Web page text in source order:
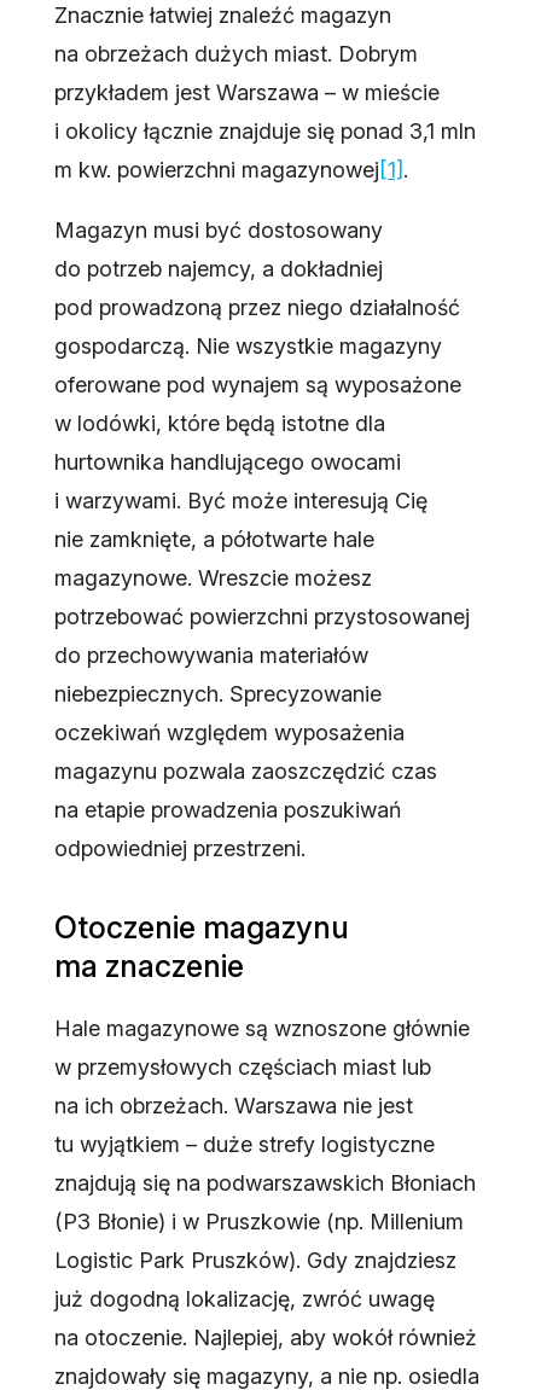
Znacznie łatwiej znaleźć magazyn
na obrzeżach dużych miast. Dobrym
przykładem jest Warszawa – w mieście
i okolicy łącznie znajduje się ponad 3,1 mln
m kw. powierzchni magazynowej[1].
Magazyn musi być dostosowany
do potrzeb najemcy, a dokładniej
pod prowadzoną przez niego działalność
gospodarczą. Nie wszystkie magazyny
oferowane pod wynajem są wyposażone
w lodówki, które będą istotne dla
hurtownika handlującego owocami
i warzywami. Być może interesują Cię
nie zamknięte, a półotwarte hale
magazynowe. Wreszcie możesz
potrzebować powierzchni przystosowanej
do przechowywania materiałów
niebezpiecznych. Sprecyzowanie
oczekiwań względem wyposażenia
magazynu pozwala zaoszczędzić czas
na etapie prowadzenia poszukiwań
odpowiedniej przestrzeni.
Otoczenie magazynu
ma znaczenie
Hale magazynowe są wznoszone głównie
w przemysłowych częściach miast lub
na ich obrzeżach. Warszawa nie jest
tu wyjątkiem – duże strefy logistyczne
znajdują się na podwarszawskich Błoniach
(P3 Błonie) i w Pruszkowie (np. Millenium
Logistic Park Pruszków). Gdy znajdziesz
już dogodną lokalizację, zwróć uwagę
na otoczenie. Najlepiej, aby wokół również
znajdowały się magazyny, a nie np. osiedla